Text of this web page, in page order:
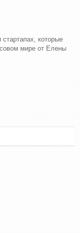
которые
мире от Елены